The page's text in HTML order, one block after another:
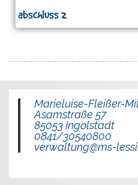
abschluss 2
Marieluise-Fleißer-
Asamstraße 57
85053 Ingolstadt
0841/30540800
verwaltung@ms-